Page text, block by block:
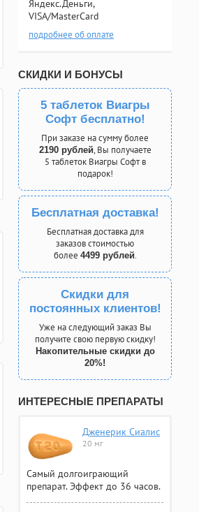
Яндекс.Деньги,
VISA/MasterCard
подробнее об оплате
СКИДКИ И БОНУСЫ
5 таблеток Виагры
Софт бесплатно!
При заказе на сумму более
2190 рублей, Вы получаете
5 таблеток Виагры Софт в
подарок!
Бесплатная доставка!
Бесплатная доставка для
заказов стоимостью
более 4499 рублей.
Скидки для
постоянных клиентов!
Уже на следующий заказ Вы
получите свою первую скидку!
Накопительные скидки до
20%!
ИНТЕРЕСНЫЕ ПРЕПАРАТЫ
Дженерик Сиалис
20 мг
Самый долгоиграющий
препарат. Эффект до 36 часов.